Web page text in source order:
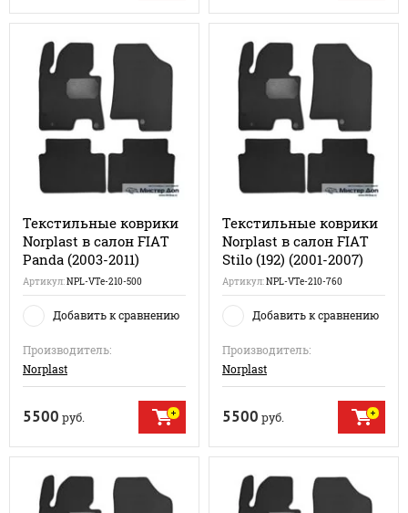
Текстильные коврики
Norplast в салон FIAT
Panda (2003-2011)
Артикул:NPL-VTe-210-500
Добавить к сравнению
Производитель:
Norplast
5500 руб.
Текстильные коврики
Norplast в салон FIAT
Stilo (192) (2001-2007)
Артикул:NPL-VTe-210-760
Добавить к сравнению
Производитель:
Norplast
5500 руб.